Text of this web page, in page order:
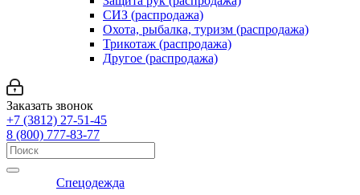
СИЗ (распродажа)
Охота, рыбалка, туризм (распродажа)
Трикотаж (распродажа)
Другое (распродажа)
Заказать звонок
+7 (3812) 27-51-45
8 (800) 777-83-77
Спецодежда